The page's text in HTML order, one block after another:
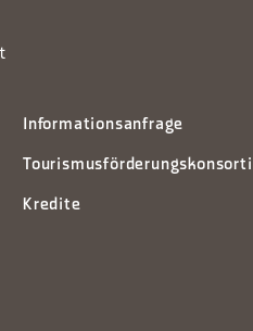
Informationsanfrage
Kredite